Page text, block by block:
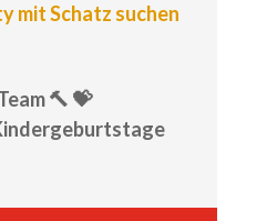
mit Schatz suchen
🔨 💝